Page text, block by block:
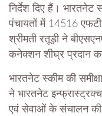
निर्देश दिए हैं।
पंचायतों में 14516
श्रीमती रतूड़ी ने
कनेक्शन शीघ्र प्रदान
भारतनेट स्कीम की
ने भारतनेट
एवं सेवाओं के संचालन की